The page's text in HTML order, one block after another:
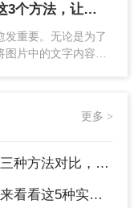
的图片转文本的方
怎么把图片上的文字提取出来？这3个方法，让你事半功倍！
发重要。无论是为了
片中的文字内容转
更多 >
对比，一看就懂！
实用方法详解吧！